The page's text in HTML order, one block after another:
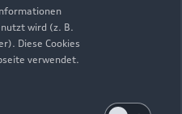
wird (z. B.
Diese Cookies
verwendet.